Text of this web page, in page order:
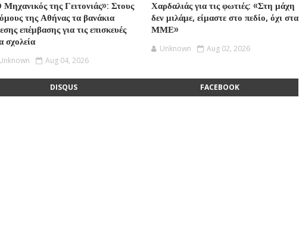
της Γειτονιάς»: Στους
της Αθήνας τα βανάκια
επέμβασης για τις επισκευές
σχολεία
Aug 04, 2026
Χαρδαλιάς για τις φωτιές: «Στη μάχη
δεν μιλάμε, είμαστε στο πεδίο, όχι στα
ΜΜΕ»
Unknown Aug 02, 2026
DISQUS FACEBOOK